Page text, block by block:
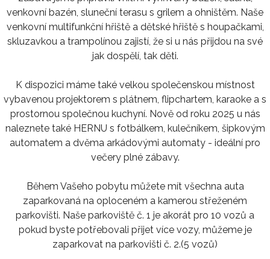
venkovní bazén, sluneční terasu s grilem a ohništěm. Naše
venkovní multifunkční hřiště a dětské hřiště s houpačkami,
skluzavkou a trampolínou zajistí, že si u nás přijdou na své
jak dospělí, tak děti.
K dispozici máme také velkou společenskou místnost
vybavenou projektorem s plátnem, flipchartem, karaoke a s
prostornou společnou kuchyní. Nově od roku 2025 u nás
naleznete také HERNU s fotbálkem, kulečníkem, šipkovým
automatem a dvěma arkádovými automaty - ideální pro
večery plné zábavy.
Během Vašeho pobytu můžete mít všechna auta
zaparkovaná na oploceném a kamerou střeženém
parkovišti. Naše parkoviště č. 1 je akorát pro 10 vozů a
pokud byste potřebovali přijet více vozy, můžeme je
zaparkovat na parkovišti č. 2.(5 vozů)